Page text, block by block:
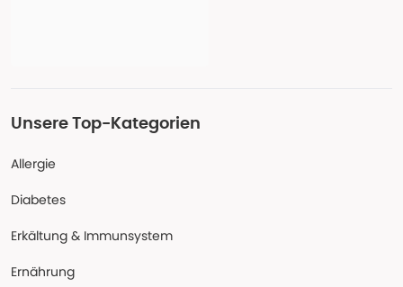
Unsere Top-Kategorien
Allergie
Diabetes
Erkältung & Immunsystem
Ernährung